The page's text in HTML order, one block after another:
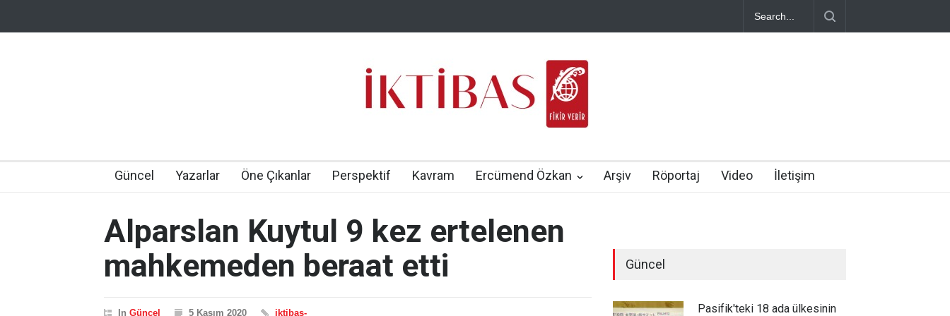
Güncel Yazarlar Öne Çıkanlar Perspektif Kavram Ercümend Özkan Arşiv Röportaj Video İletişim
Alparslan Kuytul 9 kez ertelenen
mahkemeden beraat etti
In Güncel 5 Kasım 2020 iktibas-
Güncel
Pasifik'teki 18 ada ülkesinin